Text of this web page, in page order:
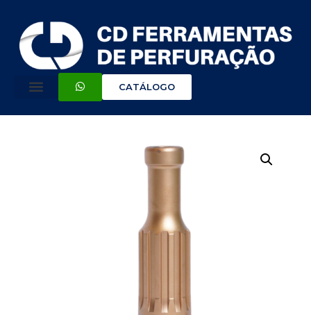
CATÁLOGO